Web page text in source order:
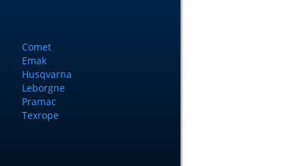
Comet
Emak
Husqvarna
Leborgne
Pramac
Texrope